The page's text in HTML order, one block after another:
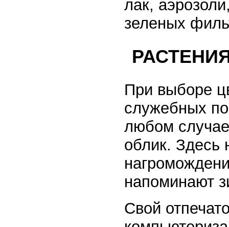
лак,
зеленых
При выборе
служебных
любом
облик. Здесь
напоминают
Свой